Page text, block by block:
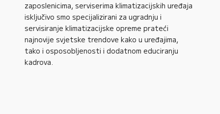
zaposlenicima, serviserima klimatizacijskih uređaja
isključivo smo specijalizirani za ugradnju i
servisiranje klimatizacijske opreme prateći
najnovije svjetske trendove kako u uređajima,
tako i osposobljenosti i dodatnom educiranju
kadrova.